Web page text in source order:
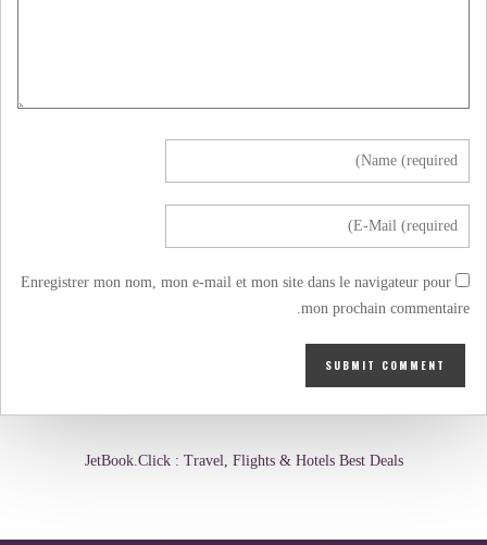
Enregistrer mon nom, mon e-mail et mon site dans le navigateur pour
mon prochain commentaire.
JetBook.Click : Travel, Flights & Hotels Best Deals